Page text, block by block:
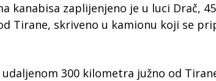
kanabisa zaplijenjeno je u luci Drač,
Tirane, skriveno u kamionu koji se
300 kilometra južno od